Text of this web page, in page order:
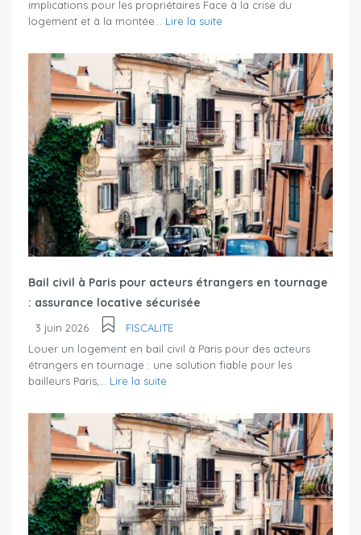
implications pour les propriétaires Face à la crise du
logement et à la montée... Lire la suite
Bail civil à Paris pour acteurs étrangers en tournage
: assurance locative sécurisée
3 juin 2026
FISCALITE
Louer un logement en bail civil à Paris pour des acteurs
étrangers en tournage : une solution fiable pour les
bailleurs Paris,... Lire la suite